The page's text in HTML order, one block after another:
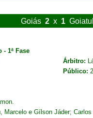
Goiás 2 x 1
- 1ª Fase
Árbitro:
Público:
Marcelo e Gílson Jáder;